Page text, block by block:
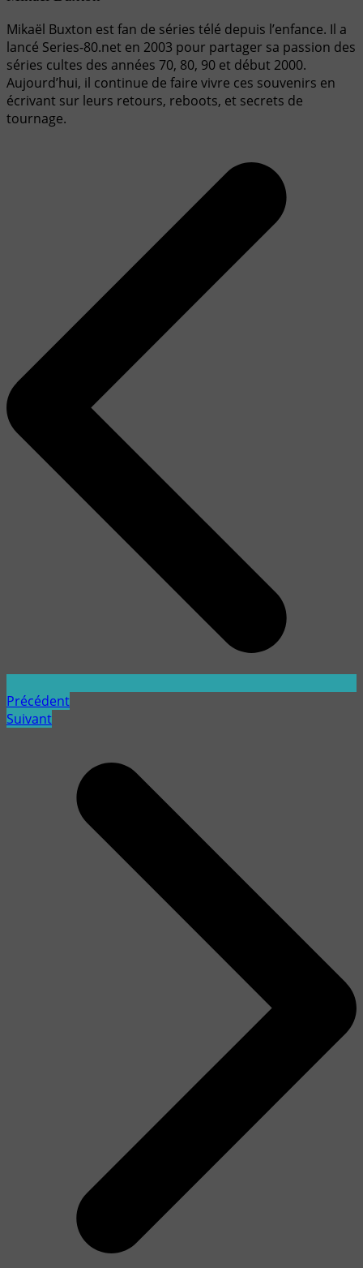
Mikaël Buxton est fan de séries télé depuis l’enfance. Il a
lancé Series-80.net en 2003 pour partager sa passion des
séries cultes des années 70, 80, 90 et début 2000.
Aujourd’hui, il continue de faire vivre ces souvenirs en
écrivant sur leurs retours, reboots, et secrets de
tournage.
Précédent
Suivant